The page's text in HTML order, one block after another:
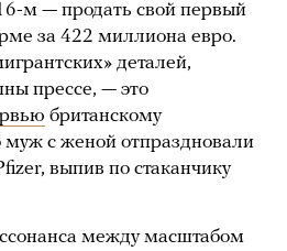
м — продать свой первый
за 422 миллиона евро.
деталей,
прессе, — это
британскому
муж с женой отпраздновали
выпив по стаканчику
между масштабом